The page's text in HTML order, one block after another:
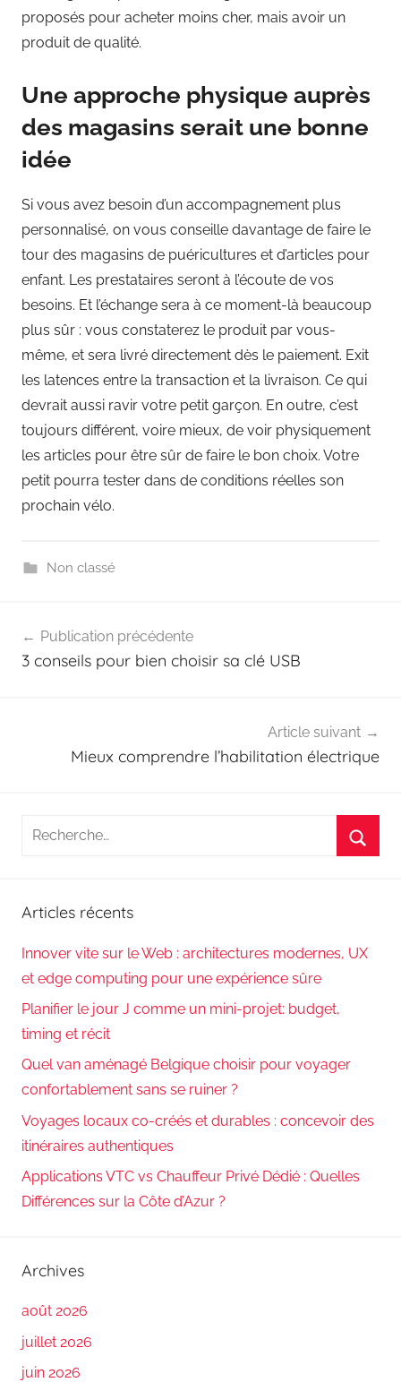
proposés pour acheter moins cher, mais avoir un
produit de qualité.
Une approche physique auprès
des magasins serait une bonne
idée
Si vous avez besoin d’un accompagnement plus
personnalisé, on vous conseille davantage de faire le
tour des magasins de puéricultures et d’articles pour
enfant. Les prestataires seront à l’écoute de vos
besoins. Et l’échange sera à ce moment-là beaucoup
plus sûr : vous constaterez le produit par vous-
même, et sera livré directement dès le paiement. Exit
les latences entre la transaction et la livraison. Ce qui
devrait aussi ravir votre petit garçon. En outre, c’est
toujours différent, voire mieux, de voir physiquement
les articles pour être sûr de faire le bon choix. Votre
petit pourra tester dans de conditions réelles son
prochain vélo.
Non classé
de
Publication précédente
3 conseils pour bien choisir sa clé USB
Article suivant
Mieux comprendre l’habilitation électrique
Recherche
Articles récents
Innover vite sur le Web : architectures modernes, UX
et edge computing pour une expérience sûre
Planifier le jour J comme un mini-projet: budget,
timing et récit
Quel van aménagé Belgique choisir pour voyager
confortablement sans se ruiner ?
Voyages locaux co-créés et durables : concevoir des
itinéraires authentiques
Applications VTC vs Chauffeur Privé Dédié : Quelles
Différences sur la Côte d’Azur ?
Archives
août 2026
juillet 2026
juin 2026